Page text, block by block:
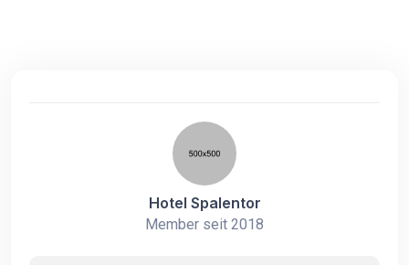
Hotel Spalentor
Member seit 2018